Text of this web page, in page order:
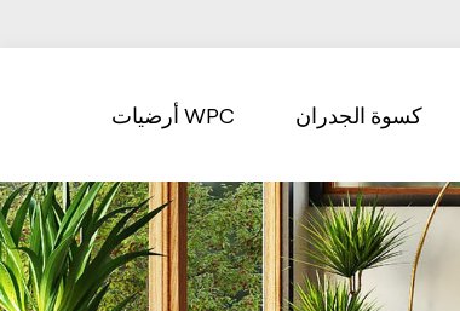
أرضيات WPC كسوة الجدران